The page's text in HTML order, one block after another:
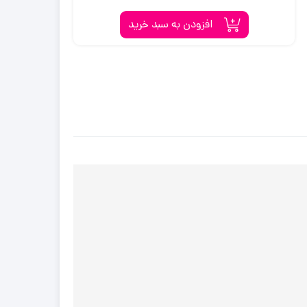
710,000
تومان
554,400
تومان.
افزودن به سبد خرید